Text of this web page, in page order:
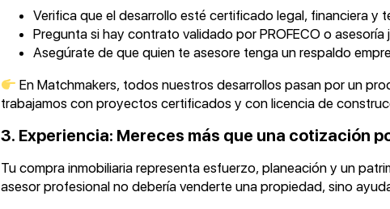
Verifica que el desarrollo esté certificado legal, financiera y
Pregunta si hay contrato validado por PROFECO o asesoría
Asegúrate de que quien te asesore tenga un respaldo
En Matchmakers, todos nuestros desarrollos pasan por un
trabajamos con proyectos certificados y con licencia de
3. Experiencia: Mereces más que una cotización
Tu compra inmobiliaria representa esfuerzo, planeación y un
asesor profesional no debería venderte una propiedad, sino